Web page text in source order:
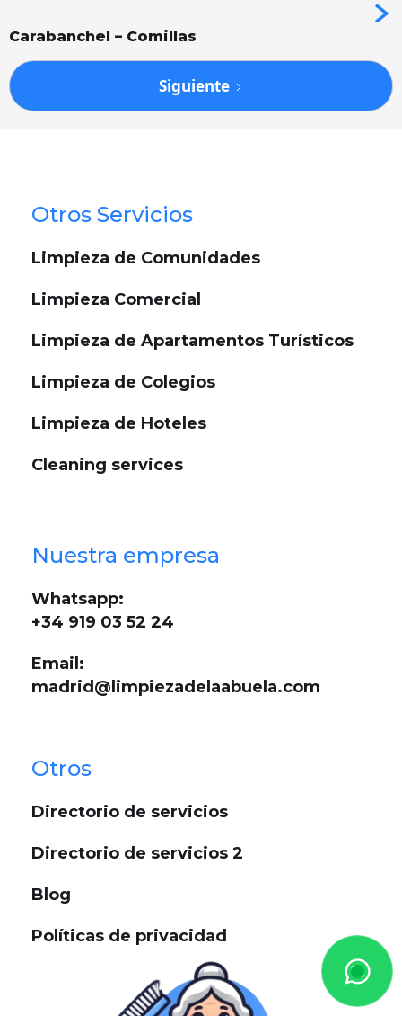
Carabanchel – Comillas
Siguiente
Otros Servicios
Limpieza de Comunidades
Limpieza Comercial
Limpieza de Apartamentos Turísticos
Limpieza de Colegios
Limpieza de Hoteles
Cleaning services
Nuestra empresa
Whatsapp:
+34 919 03 52 24
Email:
madrid@limpiezadelaabuela.com
Otros
Directorio de servicios
Directorio de servicios 2
Blog
Políticas de privacidad